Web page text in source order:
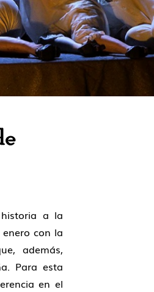
a la
enerocon la
además,
. Para esta
en el